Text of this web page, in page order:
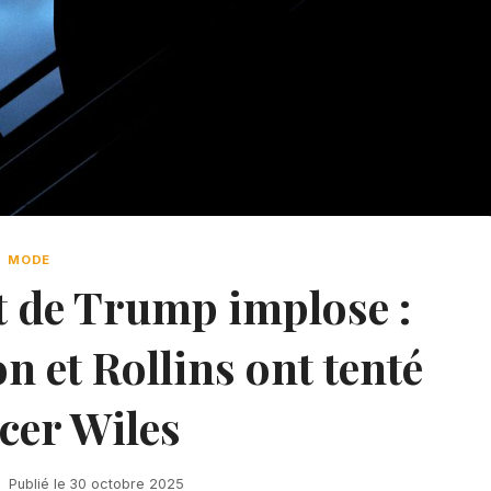
MODE
de Trump implose :
et Rollins ont tenté
Wiles
Publié le 30 octobre 2025